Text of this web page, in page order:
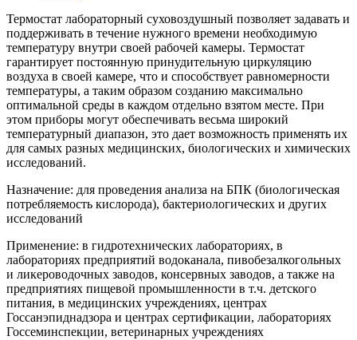
Термостат лабораторный суховоздушный позволяет задавать и
поддерживать в течение нужного времени необходимую
температуру внутри своей рабочей камеры. Термостат
гарантирует постоянную принудительную циркуляцию
воздуха в своей камере, что и способствует равномерности
температуры, а таким образом созданию максимально
оптимальной среды в каждом отдельно взятом месте. При
этом приборы могут обеспечивать весьма широкий
температурный диапазон, это дает возможность применять их
для самых разных медицинских, биологических и химических
исследований.
Назначение: для проведения анализа на БПК (биологическая
потребляемость кислорода), бактериологических и других
исследований
Применение: в гидротехнических лабораториях, в
лабораториях предприятий водоканала, пивобезалкогольных
и ликероводочных заводов, консервных заводов, а также на
предприятиях пищевой промышленности в т.ч. детского
питания, в медицинских учреждениях, центрах
Госсанэпиднадзора и центрах сертификации, лабораториях
Госсеминспекции, ветеринарных учреждениях